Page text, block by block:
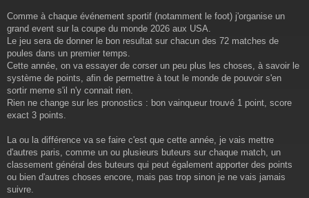
a
Comme à chaque événement sportif (notamment le foot) j'organise un
grand event sur la coupe du monde 2026 aux USA.
Le jeu sera de donner le bon resultat sur chacun des 72 matches de
poules dans un premier temps.
Cette année, on va essayer de corser un peu plus les choses, à savoir le
système de points, afin de permettre à tout le monde de pouvoir s'en
sortir meme s'il n'y connait rien.
Rien ne change sur les pronostics : bon vainqueur trouvé 1 point, score
exact 3 points.
La ou la différence va se faire c'est que cette année, je vais mettre
d'autres paris, comme un ou plusieurs buteurs sur chaque match, un
classement général des buteurs qui peut également apporter des points
ou bien d'autres choses encore, mais pas trop sinon je ne vais jamais
suivre.